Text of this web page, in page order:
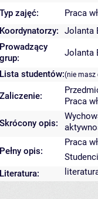
Typ zajęć: Praca
Koordynatorzy:
Jolanta
Prowadzący
grup:
Jolanta
Lista studentów:(nie masz
Zaliczenie:
Praca
Skrócony opis:
Pełny opis:
Praca
Literatura: